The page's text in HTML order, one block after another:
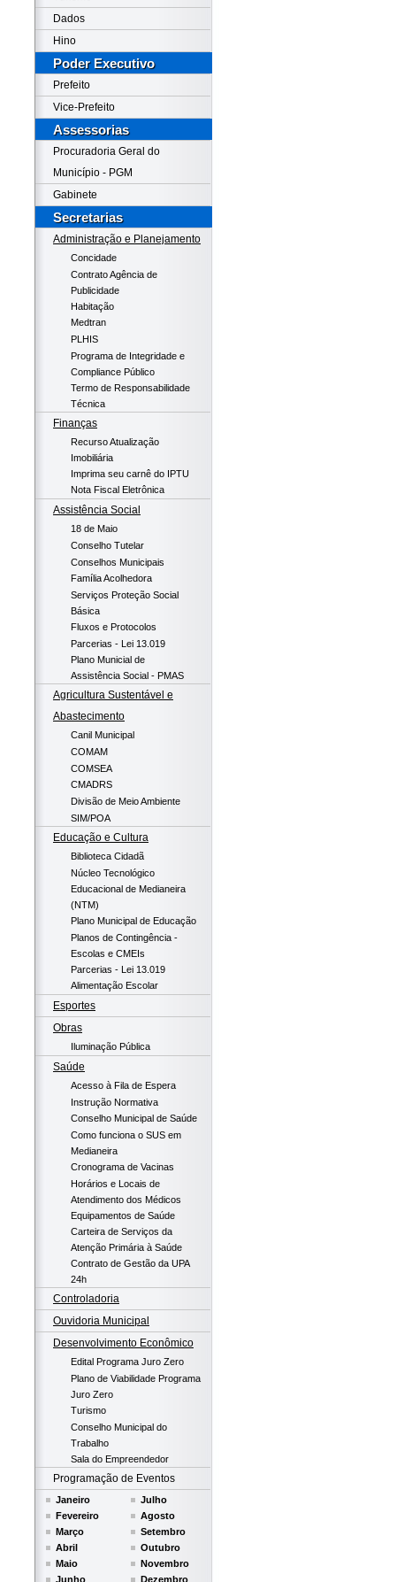
Dados
Hino
Poder Executivo
Prefeito
Vice-Prefeito
Assessorias
Procuradoria Geral do
Município - PGM
Gabinete
Secretarias
Administração e Planejamento
Concidade
Contrato Agência de
Publicidade
Habitação
Medtran
PLHIS
Programa de Integridade e
Compliance Público
Termo de Responsabilidade
Técnica
Finanças
Recurso Atualização
Imobiliária
Imprima seu carnê do IPTU
Nota Fiscal Eletrônica
Assistência Social
18 de Maio
Conselho Tutelar
Conselhos Municipais
Família Acolhedora
Serviços Proteção Social
Básica
Fluxos e Protocolos
Parcerias - Lei 13.019
Plano Municial de
Assistência Social - PMAS
Agricultura Sustentável e
Abastecimento
Canil Municipal
COMAM
COMSEA
CMADRS
Divisão de Meio Ambiente
SIM/POA
Educação e Cultura
Biblioteca Cidadã
Núcleo Tecnológico
Educacional de Medianeira
(NTM)
Plano Municipal de Educação
Planos de Contingência -
Escolas e CMEIs
Parcerias - Lei 13.019
Alimentação Escolar
Esportes
Obras
Iluminação Pública
Saúde
Acesso à Fila de Espera
Instrução Normativa
Conselho Municipal de Saúde
Como funciona o SUS em
Medianeira
Cronograma de Vacinas
Horários e Locais de
Atendimento dos Médicos
Equipamentos de Saúde
Carteira de Serviços da
Atenção Primária à Saúde
Contrato de Gestão da UPA
24h
Controladoria
Ouvidoria Municipal
Desenvolvimento Econômico
Edital Programa Juro Zero
Plano de Viabilidade Programa
Juro Zero
Turismo
Conselho Municipal do
Trabalho
Sala do Empreendedor
Programação de Eventos
Janeiro
Fevereiro
Março
Abril
Maio
Junho
Julho
Agosto
Setembro
Outubro
Novembro
Dezembro